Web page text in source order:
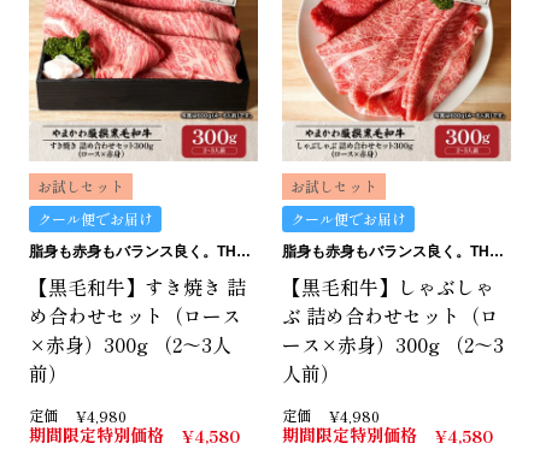
お試しセット
クール便でお届け
脂身も赤身もバランス良く。THE匠のすき焼きセット。
【黒毛和牛】すき焼き 詰
め合わせセット（ロース
×赤身）300g （2～3人
前）
定価 ¥4,980
期間限定特別価格 ¥4,580
お試しセット
クール便でお届け
脂身も赤身もバランス良く。THE匠のしゃぶしゃぶセット。
【黒毛和牛】しゃぶしゃ
ぶ 詰め合わせセット（ロ
ース×赤身）300g （2～3
人前）
定価 ¥4,980
期間限定特別価格 ¥4,580